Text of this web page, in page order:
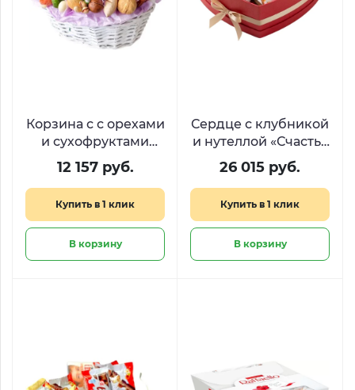
Корзина с с орехами
и сухофруктами
«Караванный путь»
12 157 руб.
Купить в 1 клик
В корзину
Сердце с клубникой
и нутеллой «Счастья
много не бывает»
26 015 руб.
Купить в 1 клик
В корзину